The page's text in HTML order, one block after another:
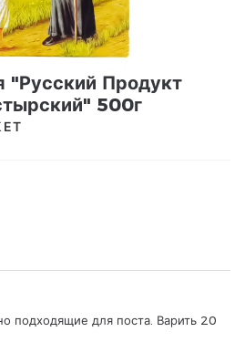
"Русский Продукт
500г
подходящие для поста. Варить 20